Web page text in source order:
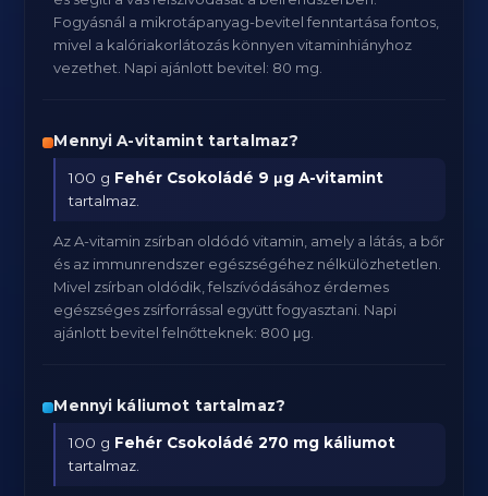
Fogyásnál a mikrotápanyag-bevitel fenntartása fontos,
mivel a kalóriakorlátozás könnyen vitaminhiányhoz
vezethet. Napi ajánlott bevitel: 80 mg.
Mennyi A-vitamint tartalmaz?
100 g Fehér Csokoládé 9 μg A-vitamint
tartalmaz.
Az A-vitamin zsírban oldódó vitamin, amely a látás, a bőr
és az immunrendszer egészségéhez nélkülözhetetlen.
Mivel zsírban oldódik, felszívódásához érdemes
egészséges zsírforrással együtt fogyasztani. Napi
ajánlott bevitel felnőtteknek: 800 μg.
Mennyi káliumot tartalmaz?
100 g Fehér Csokoládé 270 mg káliumot
tartalmaz.